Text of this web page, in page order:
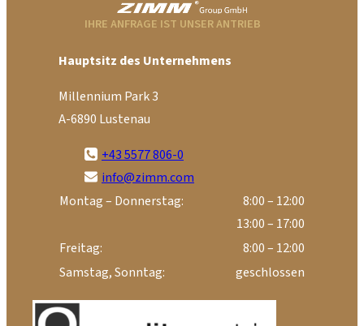
IHRE ANFRAGE IST UNSER ANTRIEB
Hauptsitz des Unternehmens
Millennium Park 3
A-6890 Lustenau
+43 5577 806-0
info@zimm.com
Montag – Donnerstag:
8:00 – 12:00
13:00 – 17:00
Freitag:
8:00 – 12:00
Samstag, Sonntag:
geschlossen